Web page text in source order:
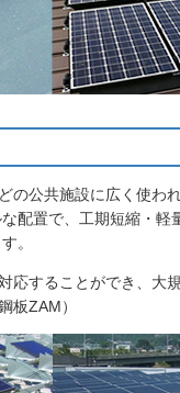
の公共施設に広く使わ
配置で、工期短縮・軽
。
応することができ、大
板ZAM）